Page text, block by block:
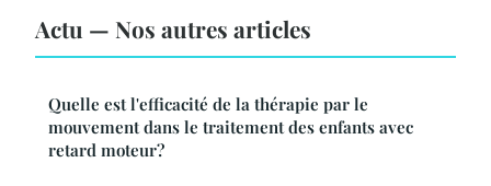
Actu — Nos autres articles
Quelle est l'efficacité de la thérapie par le
mouvement dans le traitement des enfants avec
retard moteur?